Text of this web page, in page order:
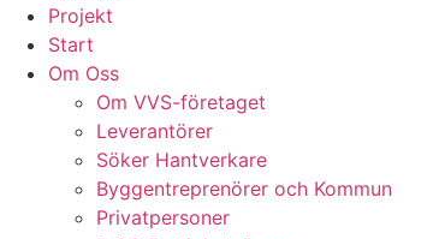
Projekt
Start
Om Oss
Om VVS-företaget
Leverantörer
Söker Hantverkare
Byggentreprenörer och Kommun
Privatpersoner